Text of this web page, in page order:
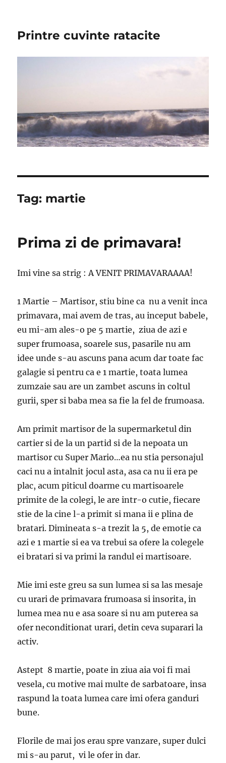
Printre cuvinte ratacite
Tag: martie
Prima zi de primavara!
Imi vine sa strig : A VENIT PRIMAVARAAAA!
1 Martie – Martisor, stiu bine ca nu a venit inca
primavara, mai avem de tras, au inceput babele,
eu mi-am ales-o pe 5 martie, ziua de azi e
super frumoasa, soarele sus, pasarile nu am
idee unde s-au ascuns pana acum dar toate fac
galagie si pentru ca e 1 martie, toata lumea
zumzaie sau are un zambet ascuns in coltul
gurii, sper si baba mea sa fie la fel de frumoasa.
Am primit martisor de la supermarketul din
cartier si de la un partid si de la nepoata un
martisor cu Super Mario…ea nu stia personajul
caci nu a intalnit jocul asta, asa ca nu ii era pe
plac, acum piticul doarme cu martisoarele
primite de la colegi, le are intr-o cutie, fiecare
stie de la cine l-a primit si mana ii e plina de
bratari. Dimineata s-a trezit la 5, de emotie ca
azi e 1 martie si ea va trebui sa ofere la colegele
ei bratari si va primi la randul ei martisoare.
Mie imi este greu sa sun lumea si sa las mesaje
cu urari de primavara frumoasa si insorita, in
lumea mea nu e asa soare si nu am puterea sa
ofer neconditionat urari, detin ceva suparari la
activ.
Astept 8 martie, poate in ziua aia voi fi mai
vesela, cu motive mai multe de sarbatoare, insa
raspund la toata lumea care imi ofera ganduri
bune.
Florile de mai jos erau spre vanzare, super dulci
mi s-au parut, vi le ofer in dar.